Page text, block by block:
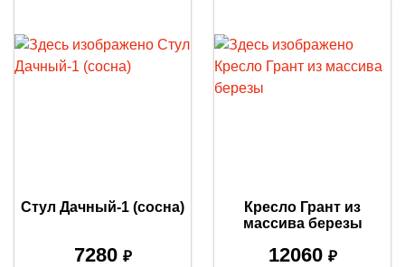
Стул Дачный-1 (сосна)
7280 ₽
Кресло Грант из
массива березы
12060 ₽